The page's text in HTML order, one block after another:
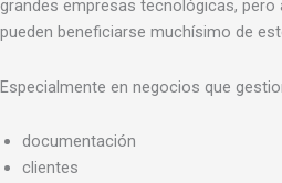
grandes empresas tecnológicas,
pueden beneficiarse muchísimo de
Especialmente en negocios que
documentación
clientes